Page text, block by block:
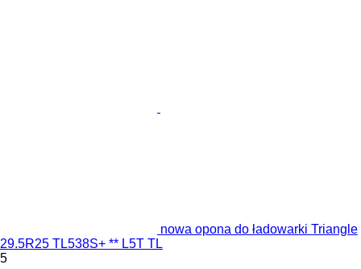
nowa opona do ładowarki Triangle
29.5R25 TL538S+ ** L5T TL
5